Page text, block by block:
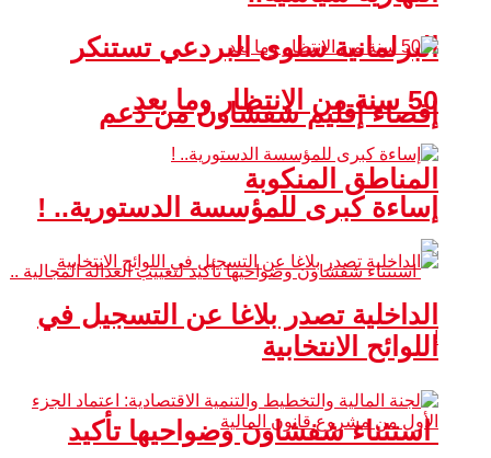
البرلمانية سلوى البردعي تستنكر
إقصاء إقليم شفشاون من دعم
المناطق المنكوبة
استثناء شفشاون وضواحيها تأكيد
50 سنة من الانتظار وما بعد
إساءة كبرى للمؤسسة الدستورية.. !
الداخلية تصدر بلاغا عن التسجيل في
اللوائح الانتخابية